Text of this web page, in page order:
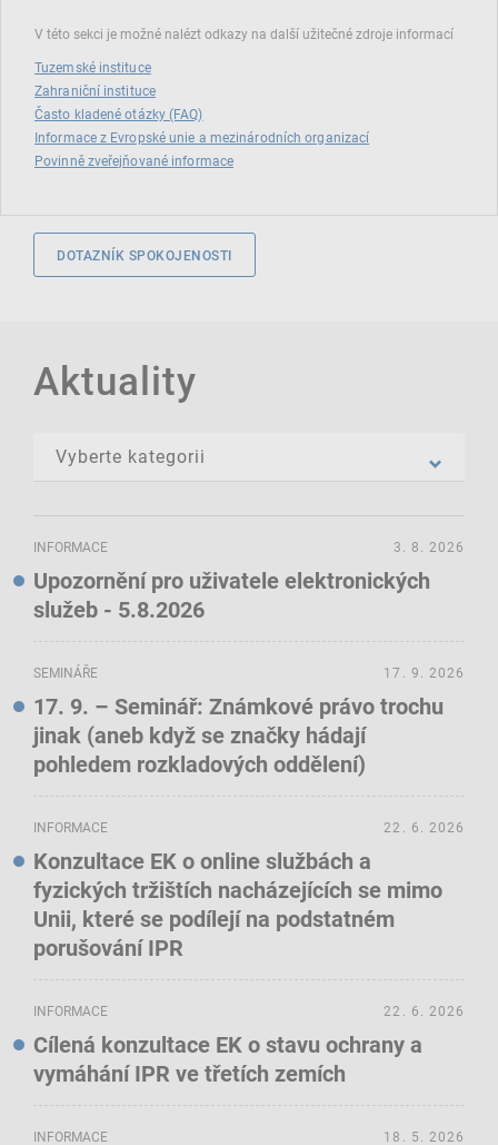
V této sekci je možné nalézt odkazy na další užitečné zdroje informací
Tuzemské instituce
Zahraniční instituce
Často kladené otázky (FAQ)
Informace z Evropské unie a mezinárodních organizací
Povinně zveřejňované informace
DOTAZNÍK SPOKOJENOSTI
Aktuality
INFORMACE
Upozornění pro uživatele elektronických
služeb - 5.8.2026
3. 8. 2026
SEMINÁŘE
17. 9. – Seminář: Známkové právo trochu
jinak (aneb když se značky hádají
pohledem rozkladových oddělení)
17. 9. 2026
INFORMACE
Konzultace EK o online službách a
fyzických tržištích nacházejících se mimo
Unii, které se podílejí na podstatném
porušování IPR
22. 6. 2026
INFORMACE
Cílená konzultace EK o stavu ochrany a
vymáhání IPR ve třetích zemích
22. 6. 2026
INFORMACE 18. 5. 2026